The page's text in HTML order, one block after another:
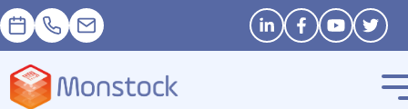
Nomeação
+33 1 83 62 25 41
contact@monstock.net Stay in touch